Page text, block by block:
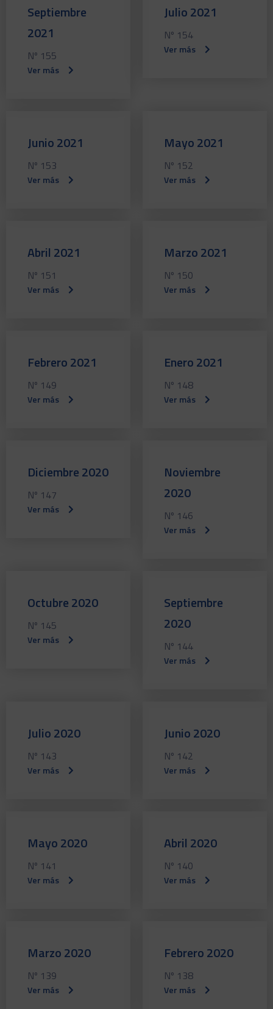
Septiembre
2021
Nº 155
Ver más
Julio 2021
Nº 154
Ver más
Junio 2021
Nº 153
Ver más
Mayo 2021
Nº 152
Ver más
Abril 2021
Nº 151
Ver más
Marzo 2021
Nº 150
Ver más
Febrero 2021
Nº 149
Ver más
Enero 2021
Nº 148
Ver más
Diciembre 2020
Nº 147
Ver más
Noviembre
2020
Nº 146
Ver más
Octubre 2020
Nº 145
Ver más
Septiembre
2020
Nº 144
Ver más
Julio 2020
Nº 143
Ver más
Junio 2020
Nº 142
Ver más
Mayo 2020
Nº 141
Ver más
Abril 2020
Nº 140
Ver más
Marzo 2020
Nº 139
Ver más
Febrero 2020
Nº 138
Ver más